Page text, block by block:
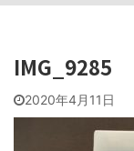
IMG_9285
2020年4月11日